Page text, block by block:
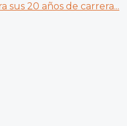
sus 20 años de carrera...